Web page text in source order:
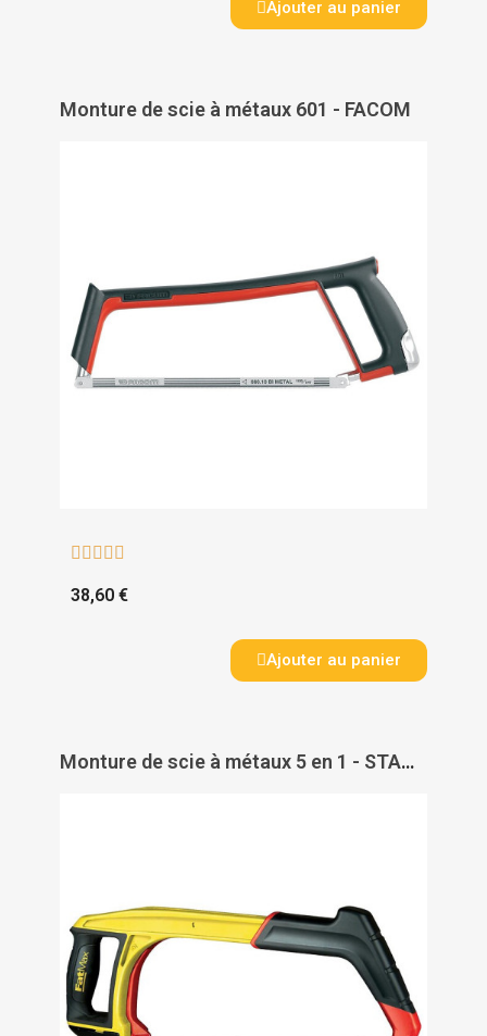
Ajouter au panier
Monture de scie à métaux 601 - FACOM
    
38,60 €
Ajouter au panier
Monture de scie à métaux 5 en 1 - STANLEY